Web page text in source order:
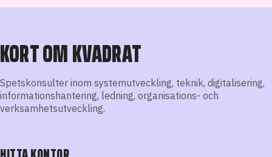
KORT OM KVADRAT
Spetskonsulter inom systemutveckling, teknik, digitalisering,
informationshantering, ledning, organisations- och
verksamhetsutveckling.